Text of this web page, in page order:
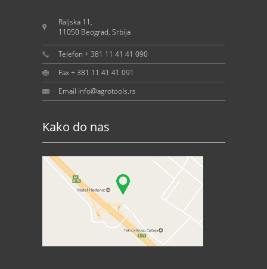
Raljska 11,
11050 Beograd, Srbija
Telefon + 381 11 41 41 090
Fax + 381 11 41 41 091
Email info@agrotools.rs
Kako do nas